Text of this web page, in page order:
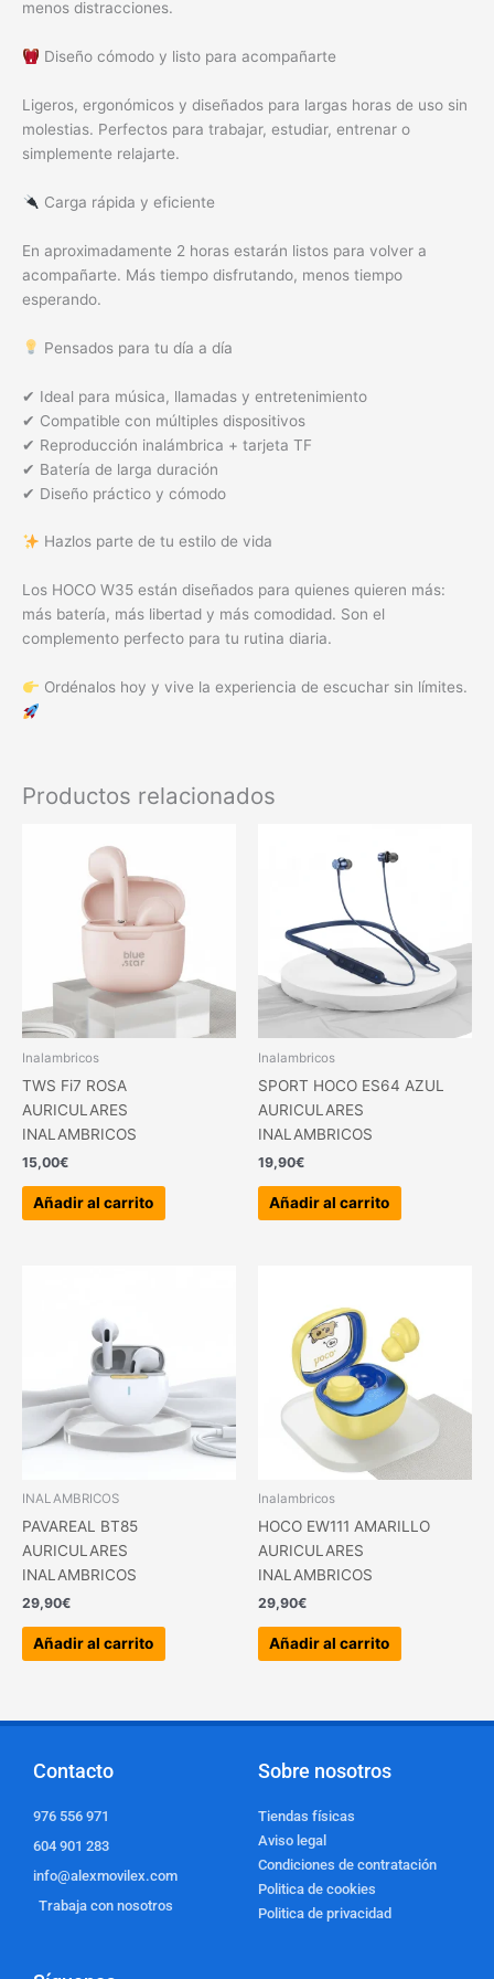
menos distracciones.
Diseño cómodo y listo para acompañarte
Ligeros, ergonómicos y diseñados para largas horas de uso sin
molestias. Perfectos para trabajar, estudiar, entrenar o
simplemente relajarte.
Carga rápida y eficiente
En aproximadamente 2 horas estarán listos para volver a
acompañarte. Más tiempo disfrutando, menos tiempo
esperando.
Pensados para tu día a día
✔ Ideal para música, llamadas y entretenimiento
✔ Compatible con múltiples dispositivos
✔ Reproducción inalámbrica + tarjeta TF
✔ Batería de larga duración
✔ Diseño práctico y cómodo
Hazlos parte de tu estilo de vida
Los HOCO W35 están diseñados para quienes quieren más:
más batería, más libertad y más comodidad. Son el
complemento perfecto para tu rutina diaria.
Ordénalos hoy y vive la experiencia de escuchar sin límites.
Productos relacionados
Inalambricos
TWS Fi7 ROSA
AURICULARES
INALAMBRICOS
15,00€
Añadir al carrito
Inalambricos
SPORT HOCO ES64 AZUL
AURICULARES
INALAMBRICOS
19,90€
Añadir al carrito
INALAMBRICOS
PAVAREAL BT85
AURICULARES
INALAMBRICOS
29,90€
Añadir al carrito
Inalambricos
HOCO EW111 AMARILLO
AURICULARES
INALAMBRICOS
29,90€
Añadir al carrito
Contacto
976 556 971
604 901 283
info@alexmovilex.com
Trabaja con nosotros
Sobre nosotros
Tiendas físicas
Aviso legal
Condiciones de contratación
Politica de cookies
Politica de privacidad